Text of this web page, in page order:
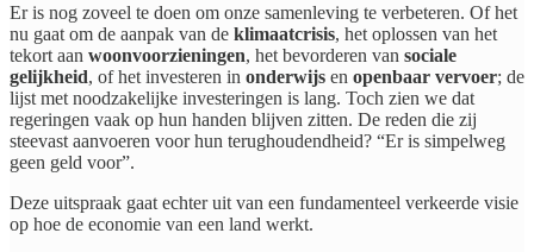
Er is nog zoveel te doen om onze samenleving te verbeteren. Of het
nu gaat om de aanpak van de klimaatcrisis, het oplossen van het
tekort aan woonvoorzieningen, het bevorderen van sociale
gelijkheid, of het investeren in onderwijs en openbaar vervoer; de
lijst met noodzakelijke investeringen is lang. Toch zien we dat
regeringen vaak op hun handen blijven zitten. De reden die zij
steevast aanvoeren voor hun terughoudendheid? “Er is simpelweg
geen geld voor”.
Deze uitspraak gaat echter uit van een fundamenteel verkeerde visie
op hoe de economie van een land werkt.